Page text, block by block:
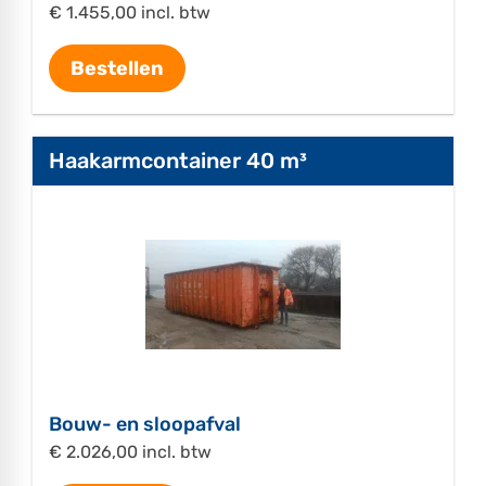
€ 1.455,00 incl. btw
Bestellen
Haakarmcontainer 40 m³
Bouw- en sloopafval
€ 2.026,00 incl. btw